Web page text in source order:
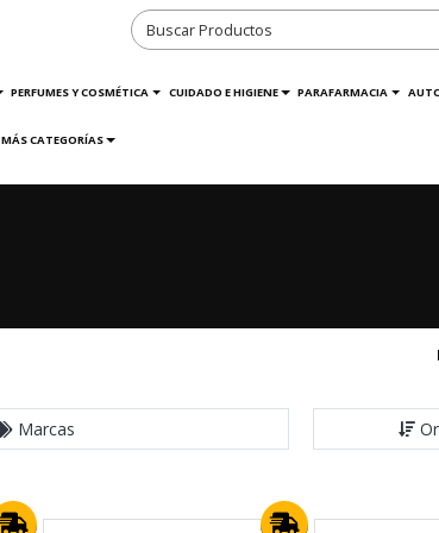
PERFUMES Y COSMÉTICA CUIDADO E HIGIENE PARAFARMACIA
MÁS CATEGORÍAS
Marcas